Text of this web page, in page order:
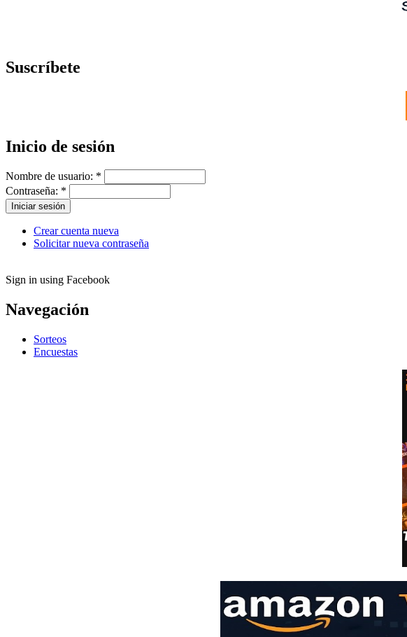
Suscríbete
Inicio de sesión
Nombre de usuario: *
Contraseña: *
Crear cuenta nueva
Solicitar nueva contraseña
Sign in using Facebook
Navegación
Sorteos
Encuestas